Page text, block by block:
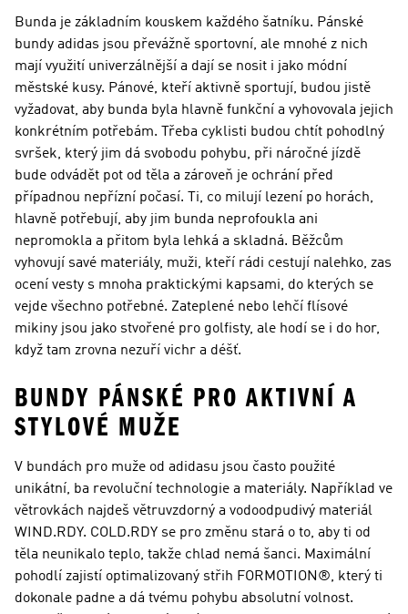
Bunda je základním kouskem každého šatníku. Pánské
bundy adidas jsou převážně sportovní, ale mnohé z nich
mají využití univerzálnější a dají se nosit i jako módní
městské kusy. Pánové, kteří aktivně sportují, budou jistě
vyžadovat, aby bunda byla hlavně funkční a vyhovovala jejich
konkrétním potřebám. Třeba cyklisti budou chtít pohodlný
svršek, který jim dá svobodu pohybu, při náročné jízdě
bude odvádět pot od těla a zároveň je ochrání před
případnou nepřízní počasí. Ti, co milují lezení po horách,
hlavně potřebují, aby jim bunda neprofoukla ani
nepromokla a přitom byla lehká a skladná. Běžcům
vyhovují savé materiály, muži, kteří rádi cestují nalehko, zas
ocení vesty s mnoha praktickými kapsami, do kterých se
vejde všechno potřebné. Zateplené nebo lehčí flísové
mikiny jsou jako stvořené pro golfisty, ale hodí se i do hor,
když tam zrovna nezuří vichr a déšť.
BUNDY PÁNSKÉ PRO AKTIVNÍ A
STYLOVÉ MUŽE
V bundách pro muže od adidasu jsou často použité
unikátní, ba revoluční technologie a materiály. Například ve
větrovkách najdeš větruvzdorný a vodoodpudivý materiál
WIND.RDY. COLD.RDY se pro změnu stará o to, aby ti od
těla neunikalo teplo, takže chlad nemá šanci. Maximální
pohodlí zajistí optimalizovaný střih FORMOTION®, který ti
dokonale padne a dá tvému pohybu absolutní volnost.